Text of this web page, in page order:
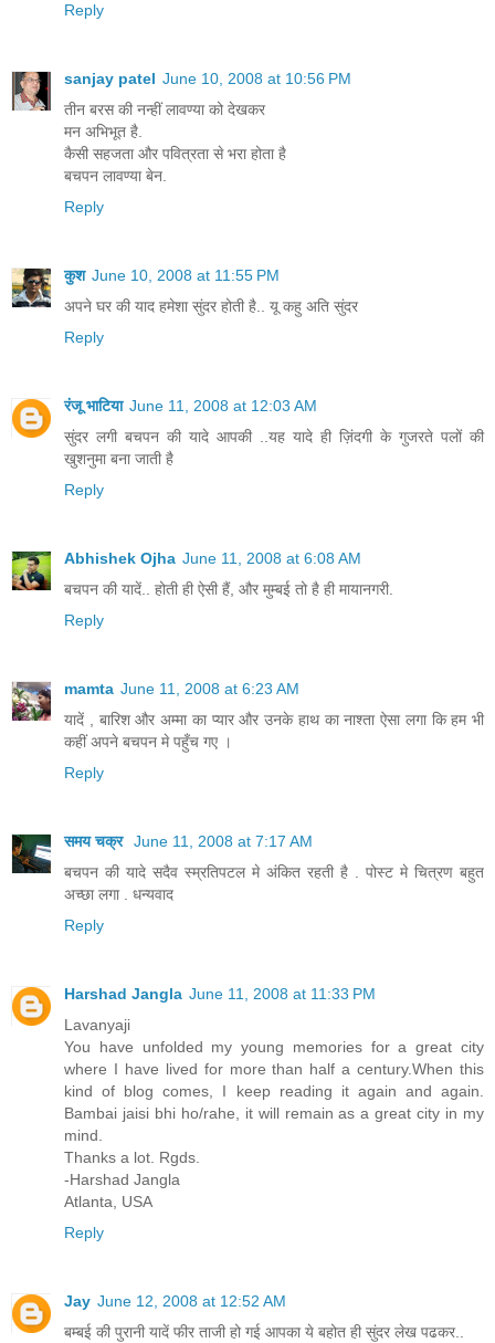
Reply
sanjay patel June 10, 2008 at 10:56 PM
तीन बरस की नन्हीं लावण्या को देखकर
मन अभिभूत है.
कैसी सहजता और पवित्रता से भरा होता है
बचपन लावण्या बेन.
Reply
कुश June 10, 2008 at 11:55 PM
अपने घर की याद हमेशा सुंदर होती है.. यू कहु अति सुंदर
Reply
रंजू भाटिया June 11, 2008 at 12:03 AM
सुंदर लगी बचपन की यादे आपकी ..यह यादे ही ज़िंदगी के गुजरते पलों की
खुशनुमा बना जाती है
Reply
Abhishek Ojha June 11, 2008 at 6:08 AM
बचपन की यादें.. होती ही ऐसी हैं, और मुम्बई तो है ही मायानगरी.
Reply
mamta June 11, 2008 at 6:23 AM
यादें , बारिश और अम्मा का प्यार और उनके हाथ का नाश्ता ऐसा लगा कि हम भी
कहीं अपने बचपन मे पहुँच गए ।
Reply
समय चक्र June 11, 2008 at 7:17 AM
बचपन की यादे सदैव स्म्रतिपटल मे अंकित रहती है . पोस्ट मे चित्रण बहुत
अच्छा लगा . धन्यवाद
Reply
Harshad Jangla June 11, 2008 at 11:33 PM
Lavanyaji
You have unfolded my young memories for a great city
where I have lived for more than half a century.When this
kind of blog comes, I keep reading it again and again.
Bambai jaisi bhi ho/rahe, it will remain as a great city in my
mind.
Thanks a lot. Rgds.
-Harshad Jangla
Atlanta, USA
Reply
Jay June 12, 2008 at 12:52 AM
बम्बई की पुरानी यादें फीर ताजी हो गई आपका ये बहोत ही सुंदर लेख पढकर..